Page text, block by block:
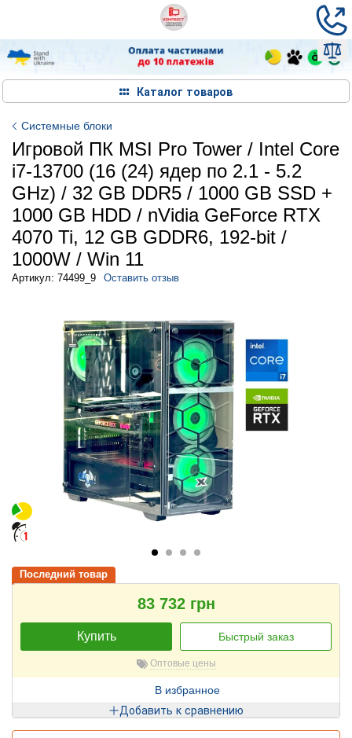
Каталог товаров
Системные блоки
Игровой ПК MSI Pro Tower / Intel Core
i7-13700 (16 (24) ядер по 2.1 - 5.2
GHz) / 32 GB DDR5 / 1000 GB SSD +
1000 GB HDD / nVidia GeForce RTX
4070 Ti, 12 GB GDDR6, 192-bit /
1000W / Win 11
Артикул: 74499_9 Оставить отзыв
Последний товар
83 732 грн
Купить Быстрый заказ
Оптовые цены
В избранное
Добавить к сравнению